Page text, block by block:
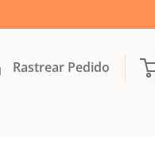
Rastrear Pedido